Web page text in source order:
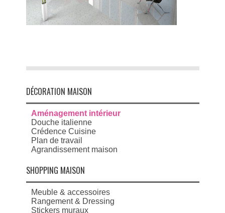
DÉCORATION MAISON
Aménagement intérieur
Douche italienne
Crédence Cuisine
Plan de travail
Agrandissement maison
SHOPPING MAISON
Meuble & accessoires
Rangement & Dressing
Stickers muraux